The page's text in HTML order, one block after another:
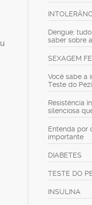
Dengue:
saber sobre
SEXAGEM
Você sabe a
Teste do
Resistência
silenciosa
Entenda por
importante
DIABETES
TESTE DO
INSULINA